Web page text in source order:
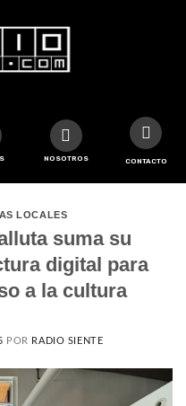
NOSOTROS CONTACTO
LOCALES
suma su
digital para
a la cultura
POR RADIO SIENTE